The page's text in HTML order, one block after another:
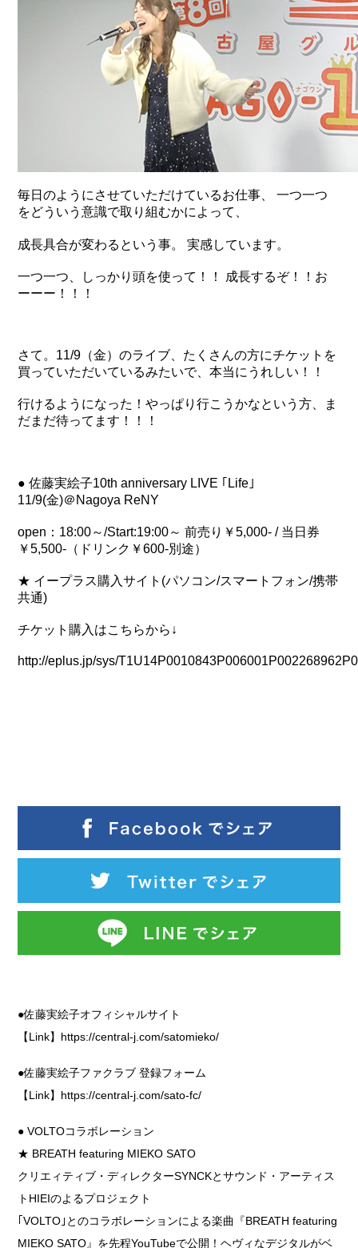
毎日のようにさせていただけているお仕事、 一つ一つ
をどういう意識で取り組むかによって、
成長具合が変わるという事。 実感しています。
一つ一つ、しっかり頭を使って！！ 成長するぞ！！お
ーーー！！！
さて。11/9（金）のライブ、たくさんの方にチケットを
買っていただいているみたいで、本当にうれしい！！
行けるようになった！やっぱり行こうかなという方、ま
だまだ待ってます！！！
● 佐藤実絵子10th anniversary LIVE ｢Life｣
11/9(金)＠Nagoya ReNY
open：18:00～/Start:19:00～ 前売り￥5,000- / 当日券
￥5,500-（ドリンク￥600-別途）
★ イープラス購入サイト(パソコン/スマートフォン/携帯
共通)
チケット購入はこちらから↓
http://eplus.jp/sys/
●佐藤実絵子オフィシャルサイト
【Link】 https://central-j.com/satomieko/
●佐藤実絵子ファクラブ 登録フォーム
【Link】 https://central-j.com/sato-fc/
● VOLTOコラボレーション
★ BREATH featuring MIEKO SATO
クリエィティブ・ディレクターSYNCKとサウンド・アーティス
トHIEIのよるプロジェクト
｢VOLTO｣とのコラボレーションによる楽曲『BREATH featuring
MIEKO SATO』を先程YouTubeで公開！ヘヴィなデジタルがベ